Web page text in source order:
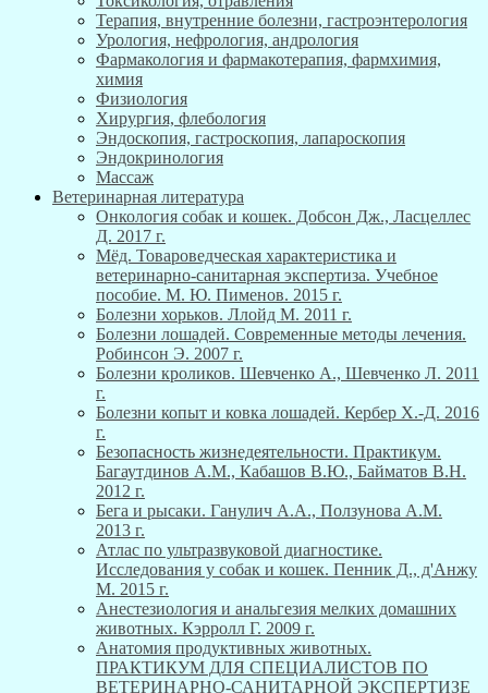
Терапия, внутренние болезни, гастроэнтерология
Урология, нефрология, андрология
Фармакология и фармакотерапия, фармхимия,
химия
Физиология
Хирургия, флебология
Эндоскопия, гастроскопия, лапароскопия
Эндокринология
Массаж
Ветеринарная литература
Онкология собак и кошек. Добсон Дж., Ласцеллес
Д. 2017 г.
Мёд. Товароведческая характеристика и
ветеринарно-санитарная экспертиза. Учебное
пособие. М. Ю. Пименов. 2015 г.
Болезни хорьков. Ллойд М. 2011 г.
Болезни лошадей. Современные методы лечения.
Робинсон Э. 2007 г.
Болезни кроликов. Шевченко А., Шевченко Л. 2011
г.
Болезни копыт и ковка лошадей. Кербер Х.-Д. 2016
г.
Безопасность жизнедеятельности. Практикум.
Багаутдинов А.М., Кабашов В.Ю., Байматов В.Н.
2012 г.
Бега и рысаки. Ганулич А.А., Ползунова А.М.
2013 г.
Атлас по ультразвуковой диагностике.
Исследования у собак и кошек. Пенник Д., д'Анжу
М. 2015 г.
Анестезиология и анальгезия мелких домашних
животных. Кэрролл Г. 2009 г.
Анатомия продуктивных животных.
ПРАКТИКУМ ДЛЯ СПЕЦИАЛИСТОВ ПО
ВЕТЕРИНАРНО-САНИТАРНОЙ ЭКСПЕРТИЗЕ